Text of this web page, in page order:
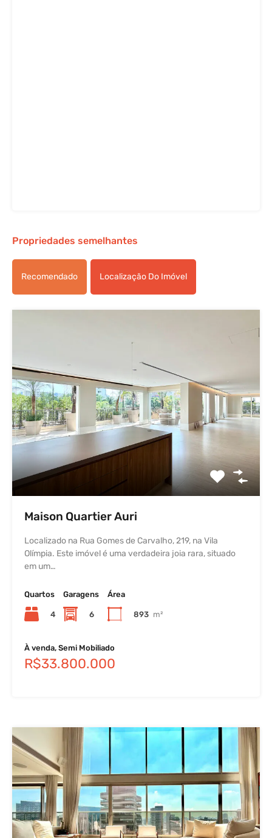
Propriedades semelhantes
Recomendado Localização Do Imóvel
Maison Quartier Auri
Localizado na Rua Gomes de Carvalho, 219, na Vila
Olímpia. Este imóvel é uma verdadeira joia rara, situado
em um…
Quartos
4
Garagens
6
Área
893 m²
À venda, Semi Mobiliado
R$33.800.000